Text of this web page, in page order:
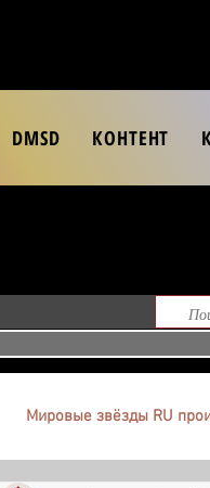
DMSD КОНТЕНТ
Мировые звёзды RU